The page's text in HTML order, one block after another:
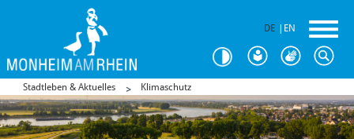
DE EN
Stadtleben & Aktuelles Klimaschutz